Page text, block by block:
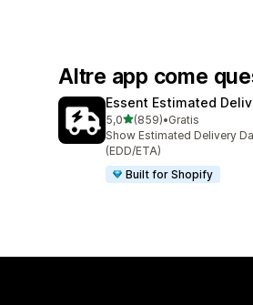
Altre app come
Essent Estimated
5,0stelle su 5
(859)
859 recensioni totali
•Gratis
Show Estimated Delivery
(EDD/ETA)
Built for Shopify